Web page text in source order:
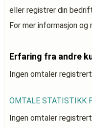
eller registrer din
For mer informasjon
Erfaring fra andre
Ingen omtaler registrert
OMTALE STATISTIKK
Ingen omtaler registrert